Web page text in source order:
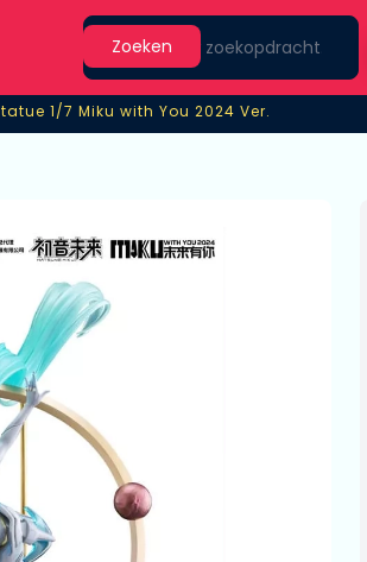
Search
Zoeken
1/7 Miku with You 2024 Ver.
1/7 Miku with You 2024 Ver.